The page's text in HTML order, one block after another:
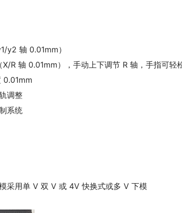
y2 轴 0.01mm）
R 轴 0.01mm），手动上下调节 R 轴，手指可轻
0.01mm
调整
系统
采用单 V 双 V 或 4V 快换式或多 V 下模